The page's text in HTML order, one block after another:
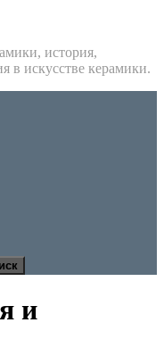
история,
в искусстве керамики.
и